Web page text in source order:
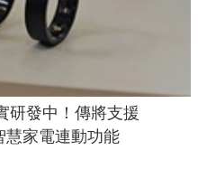
研發中！傳將支援
慧家電連動功能